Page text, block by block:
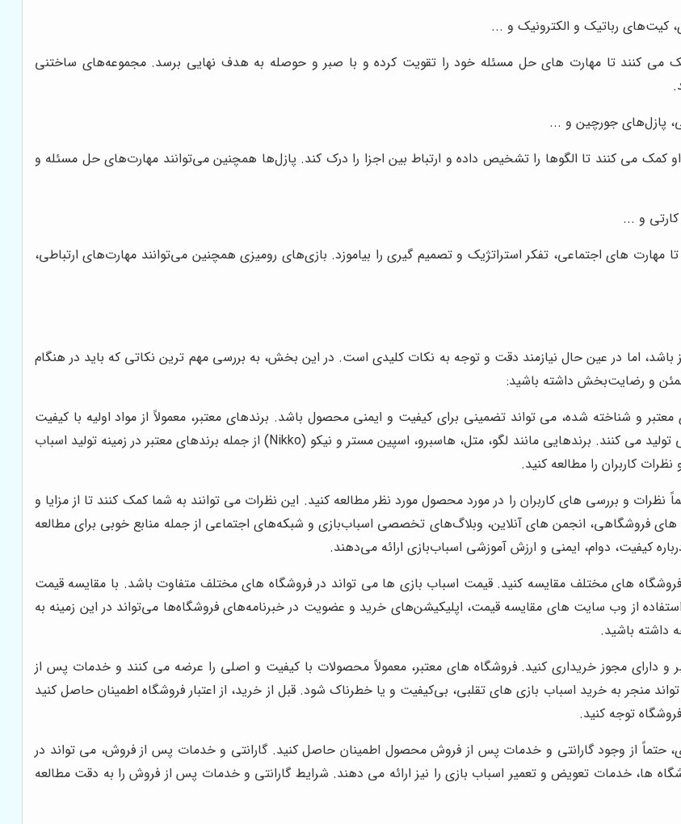
کیت‌های رباتیک و الکترونیک و ...
کنند تا مهارت های حل مسئله خود را تقویت کرده و با صبر و حوصله به هدف نهایی برسد. مجموعه‌های ساختنی
پازل‌های جورچین و ...
می کنند تا الگوها را تشخیص داده و ارتباط بین اجزا را درک کند. پازل‌ها همچنین می‌توانند مهارت‌های حل مسئله و
کارتی و ...
های اجتماعی، تفکر استراتژیک و تصمیم گیری را بیاموزد. بازی‌های رومیزی همچنین می‌توانند مهارت‌های ارتباطی،
اما در عین حال نیازمند دقت و توجه به نکات کلیدی است. در این بخش، به بررسی مهم ترین نکاتی که باید در هنگام
و رضایت‌بخش داشته باشید:
معتبر و شناخته شده، می تواند تضمینی برای کیفیت و ایمنی محصول باشد. برندهای معتبر، معمولاً از مواد اولیه با کیفیت
استفاده می کنند و محصولات خود را بر اساس استانداردهای ایمنی تولید می کنند. برندهایی مانند لگو، متل، هاسبرو، اسپین مستر و نیکو (Nikko) از جمله برندهای معتبر در زمینه تولید اسباب
کاربران را مطالعه کنید.
نظرات و بررسی های کاربران را در مورد محصول مورد نظر مطالعه کنید. این نظرات می توانند به شما کمک کنند تا از مزایا و
فروشگاهی، انجمن های آنلاین، وبلاگ‌های تخصصی اسباب‌بازی و شبکه‌های اجتماعی از جمله منابع خوبی برای مطالعه
کیفیت، دوام، ایمنی و ارزش آموزشی اسباب‌بازی ارائه می‌دهند.
فروشگاه های مختلف مقایسه کنید. قیمت اسباب بازی ها می تواند در فروشگاه های مختلف متفاوت باشد. با مقایسه قیمت
از وب سایت های مقایسه قیمت، اپلیکیشن‌های خرید و عضویت در خبرنامه‌های فروشگاه‌ها می‌تواند در این زمینه به
داشته باشید.
و دارای مجوز خریداری کنید. فروشگاه های معتبر، معمولاً محصولات با کیفیت و اصلی را عرضه می کنند و خدمات پس از
منجر به خرید اسباب بازی های تقلبی، بی‌کیفیت و یا خطرناک شود. قبل از خرید، از اعتبار فروشگاه اطمینان حاصل کنید
حتماً از وجود گارانتی و خدمات پس از فروش محصول اطمینان حاصل کنید. گارانتی و خدمات پس از فروش، می تواند در
ها، خدمات تعویض و تعمیر اسباب بازی را نیز ارائه می دهند. شرایط گارانتی و خدمات پس از فروش را به دقت مطالعه